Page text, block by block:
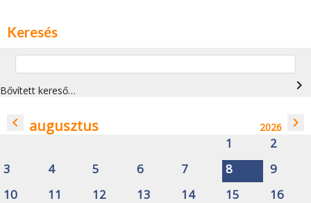
Keresés
Bővített kereső… navigate_next
navigate_before augusztus 2026 navigate_next
1
2
3
4 5 6 7 8
9
10
11 12 13 14 15
16